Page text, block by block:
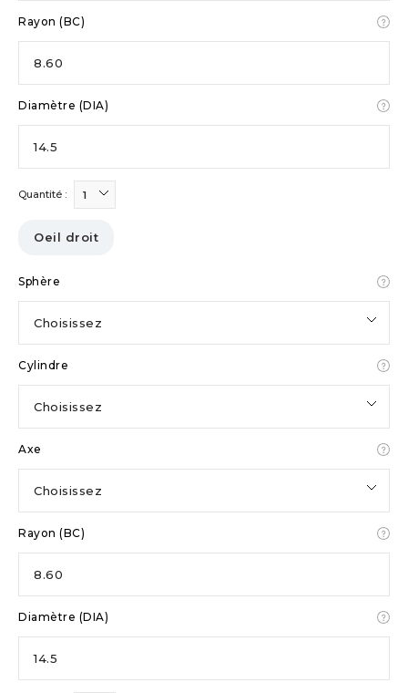
Rayon (BC)
8.60
Diamètre (DIA)
14.5
Quantité : 1
Oeil droit
Sphère
Choisissez
Cylindre
Choisissez
Axe
Choisissez
Rayon (BC)
8.60
Diamètre (DIA)
14.5